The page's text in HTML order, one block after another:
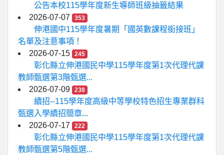
公告本校115學年度新生導師班級抽籤結果
2026-07-07
353
伸港國中115學年度暑期「國英數課程銜接班」
名單及注意事項！
2026-07-15
245
彰化縣立伸港國民中學115學年度第1次代理代課
教師甄選第3階甄選...
2026-07-09
238
續招--115學年度高級中等學校特色招生專業群科
甄選入學續招簡章...
2026-07-17
222
彰化縣立伸港國民中學115學年度第1次代理代課
教師甄選第5階甄選...